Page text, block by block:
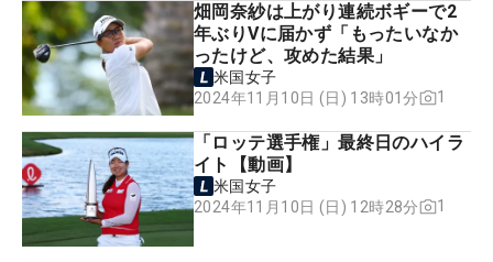
畑岡奈紗は上がり連続ボギーで2
年ぶりVに届かず「もったいなか
ったけど、攻めた結果」
米国女子
2024年11月10日 (日) 13時01分
1
「ロッテ選手権」最終日のハイラ
イト【動画】
米国女子
2024年11月10日 (日) 12時28分
1